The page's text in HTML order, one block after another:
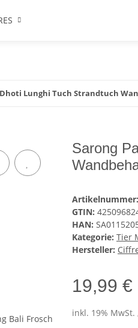
Lunghi Tuch Strandtuch
Sarong
Artikelnummer:
GTIN:
HAN:
Kategorie: Tier
Hersteller:
19,99 €
inkl. 19% MwSt.